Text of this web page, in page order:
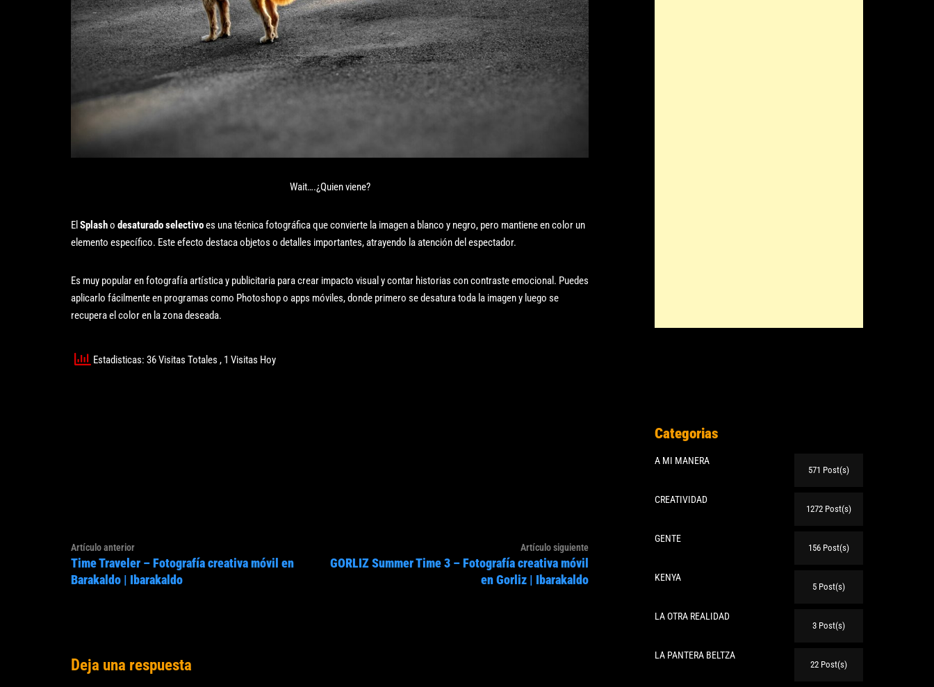
Wait….¿Quien viene?
El Splasho desaturado selectivoes una técnica fotográfica que convierte la imagen a blanco y negro, pero mantiene en color un
elemento específico. Este efecto destaca objetos o detalles importantes, atrayendo la atención del espectador.
Es muy popular en fotografía artística y publicitaria para crear impacto visual y contar historias con contraste emocional. Puedes
aplicarlo fácilmente en programas como Photoshop o apps móviles, donde primero se desatura toda la imagen y luego se
recupera el color en la zona deseada.
Estadisticas: 36 Visitas Totales , 1 Visitas Hoy
Navegación
de
entradas
Artículo anteriorArtículo
anterior:
Time Traveler – Fotografía creativa móvil en
Barakaldo | Ibarakaldo
Artículo siguienteArtículo
GORLIZ Summer Time 3 – Fotografía creativa móvil
en Gorliz | Ibarakaldo
Deja una respuesta
Categorias
A MI MANERA
571 Post(s)
CREATIVIDAD
1272 Post(s)
GENTE
156 Post(s)
KENYA
5 Post(s)
LA OTRA REALIDAD
3 Post(s)
LA PANTERA BELTZA
22 Post(s)